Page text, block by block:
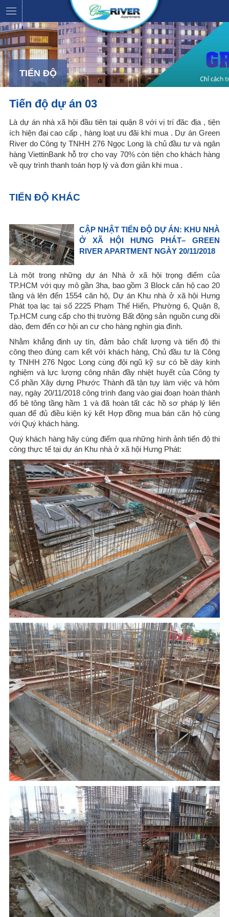
TIẾN ĐỘ
Tiến độ dự án 03
Là dự án nhà xã hội đầu tiên tại quận 8 với vị trí đăc địa , tiện
ích hiện đại cao cấp , hàng loạt ưu đãi khi mua . Dự án Green
River do Công ty TNHH 276 Ngọc Long là chủ đầu tư và ngân
hàng ViettinBank hỗ trợ cho vay 70% còn tiện cho khách hàng
về quy trình thanh toán hợp lý và đơn giản khi mua .
TIẾN ĐỘ KHÁC
CẬP NHẬT TIẾN ĐỘ DỰ ÁN: KHU NHÀ
Ở XÃ HỘI HƯNG PHÁT– GREEN
RIVER APARTMENT NGÀY 20/11/2018
Là một trong những dự án Nhà ở xã hội trọng điểm của
TP.HCM với quy mô gần 3ha, bao gồm 3 Block căn hộ cao 20
tầng và lên đến 1554 căn hộ, Dự án Khu nhà ở xã hội Hưng
Phát tọa lạc tại số 2225 Phạm Thế Hiển, Phường 6, Quận 8,
Tp.HCM cung cấp cho thị trường Bất động sản nguồn cung dồi
dào, đem đến cơ hội an cư cho hàng nghìn gia đình.
Nhằm khẳng định uy tín, đảm bảo chất lượng và tiến độ thi
công theo đúng cam kết với khách hàng, Chủ đầu tư là Công
ty TNHH 276 Ngọc Long cùng đội ngũ kỹ sư có bề dày kinh
nghiệm và lực lượng công nhân đầy nhiệt huyết của Công ty
Cổ phần Xây dựng Phước Thành đã tận tụy làm việc và hôm
nay, ngày 20/11/2018 công trình đang vào giai đoạn hoàn thành
đổ bê tông tầng hầm 1 và đã hoàn tất các hồ sơ pháp lý liên
quan để đủ điều kiện ký kết Hợp đồng mua bán căn hộ cùng
với Quý khách hàng.
Quý khách hàng hãy cùng điểm qua những hình ảnh tiến độ thi
công thực tế tại dự án Khu nhà ở xã hội Hưng Phát: